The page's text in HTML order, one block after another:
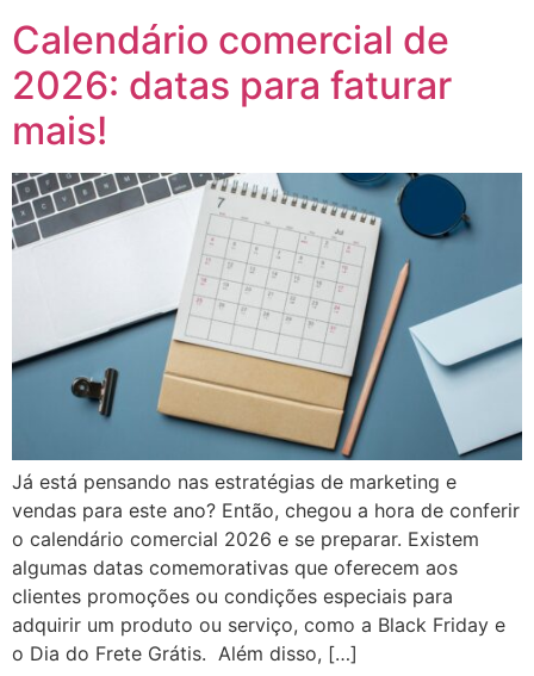
Calendário comercial de
2026: datas para faturar
mais!
Já está pensando nas estratégias de marketing e
vendas para este ano? Então, chegou a hora de conferir
o calendário comercial 2026 e se preparar. Existem
algumas datas comemorativas que oferecem aos
clientes promoções ou condições especiais para
adquirir um produto ou serviço, como a Black Friday e
o Dia do Frete Grátis. Além disso, […]